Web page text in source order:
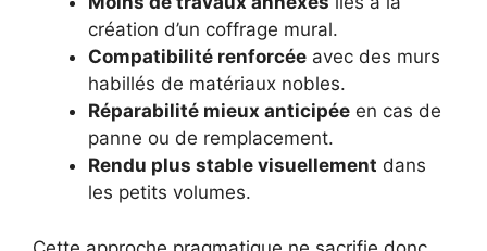
création d’un coffrage mural.
Compatibilité renforcée avec des murs
habillés de matériaux nobles.
Réparabilité mieux anticipée en cas de
panne ou de remplacement.
Rendu plus stable visuellement dans
les petits volumes.